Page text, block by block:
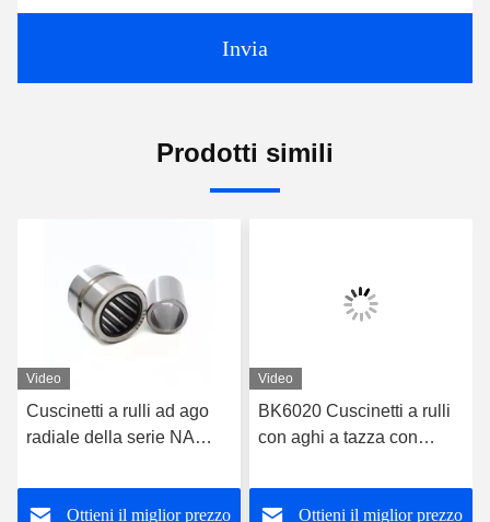
Invia
Prodotti simili
Video
Cuscinetti a rulli ad ago
radiale della serie NA
interno per una
distribuzione ottimale del
Ottieni il miglior prezzo
Video
BK6020 Cuscinetti a rulli
con aghi a tazza con
precisione P4
Ottieni il miglior prezzo